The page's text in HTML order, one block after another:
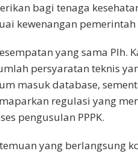
bagi tenaga
kewenangan
yang sama Plh.
persyaratan teknis
masuk database,
regulasi yang
pengusulan PPPK.
yang berlangsung